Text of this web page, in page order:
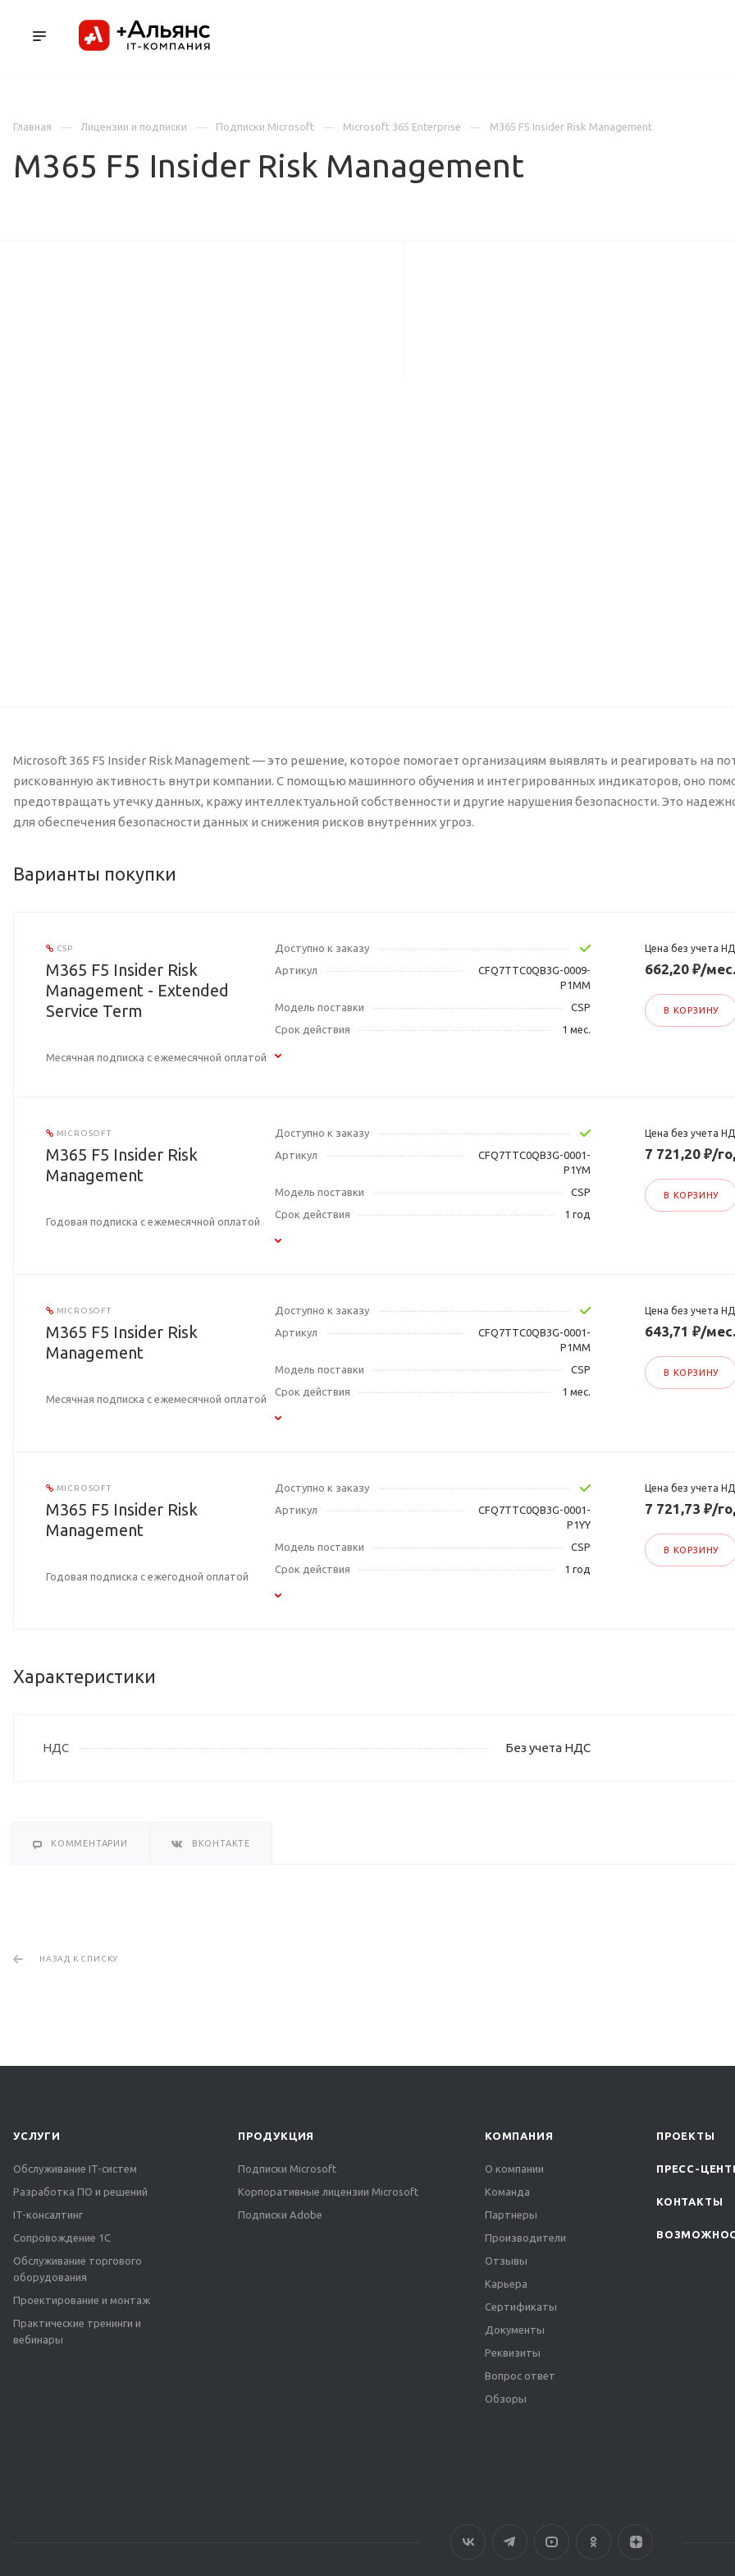
Главная
Лицензии и подписки Подписки Microsoft Microsoft 365 Enterprise M365 F5 Insider Risk Management
M365 F5 Insider Risk Management
Microsoft 365 F5 Insider Risk Management — это решение, которое помогает организациям выявлять и реагировать на
рискованную активность внутри компании. С помощью машинного обучения и интегрированных индикаторов, оно
предотвращать утечку данных, кражу интеллектуальной собственности и другие нарушения безопасности. Это
для обеспечения безопасности данных и снижения рисков внутренних угроз.
Варианты покупки
CSP
M365 F5 Insider Risk
Management - Extended
Service Term
Месячная подписка с ежемесячной оплатой
Доступно к заказу
Артикул
CFQ7TTC0QB3G-0009-
P1MM
Модель поставки
CSP
Срок действия
1 мес.
Цена без учета
662,20 ₽/мес.
В КОРЗИНУ
MICROSOFT
M365 F5 Insider Risk
Management
Годовая подписка с ежемесячной оплатой
Доступно к заказу
Артикул
CFQ7TTC0QB3G-0001-
P1YM
Модель поставки
CSP
Срок действия
1 год
Цена без учета
7 721,20 ₽/
В КОРЗИНУ
MICROSOFT
M365 F5 Insider Risk
Management
Месячная подписка с ежемесячной оплатой
Доступно к заказу
Артикул
CFQ7TTC0QB3G-0001-
P1MM
Модель поставки
CSP
Срок действия
1 мес.
Цена без учета
643,71 ₽/мес.
В КОРЗИНУ
MICROSOFT
M365 F5 Insider Risk
Management
Годовая подписка с ежегодной оплатой
Доступно к заказу
Артикул
CFQ7TTC0QB3G-0001-
P1YY
Модель поставки
CSP
Срок действия
1 год
Цена без учета
7 721,73 ₽/
В КОРЗИНУ
Характеристики
НДС Без учета НДС
КОММЕНТАРИИ ВКОНТАКТЕ
НАЗАД К СПИСКУ
УСЛУГИ
Обслуживание IT-систем
Разработка ПО и решений
IT-консалтинг
Сопровождение 1С
Обслуживание торгового
оборудования
Проектирование и монтаж
Практические тренинги и
вебинары
ПРОДУКЦИЯ
Подписки Microsoft
Корпоративные лицензии Microsoft
Подписки Adobe
КОМПАНИЯ
О компании
Команда
Партнеры
Производители
Отзывы
Карьера
Сертификаты
Документы
Реквизиты
Вопрос ответ
Обзоры
ПРОЕКТЫ
ПРЕСС-
КОНТАКТЫ